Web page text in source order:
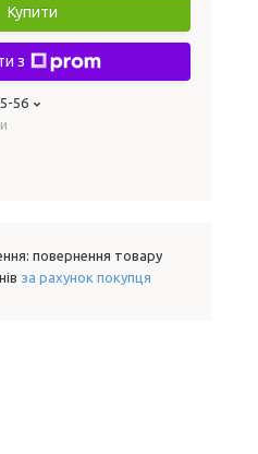
Купити
з
56
повернення товару
за рахунок покупця